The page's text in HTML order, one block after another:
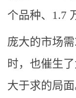
个品种、1.7
庞大的市场
时，也催生
大于求的局